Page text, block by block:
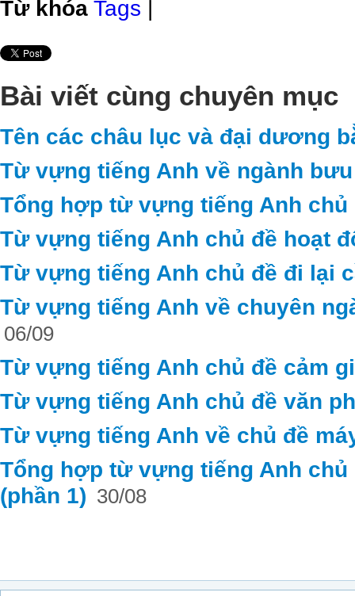
Từ khóa Tags |
Bài viết cùng chuyên mục
Tên các châu lục và đại dương
Từ vựng tiếng Anh về ngành
Tổng hợp từ vựng tiếng Anh chủ
Từ vựng tiếng Anh chủ đề hoạt
Từ vựng tiếng Anh chủ đề đi lại
Từ vựng tiếng Anh về chuyên
06/09
Từ vựng tiếng Anh chủ đề cảm
Từ vựng tiếng Anh chủ đề văn
Từ vựng tiếng Anh về chủ đề
Tổng hợp từ vựng tiếng Anh
(phần 1) 30/08